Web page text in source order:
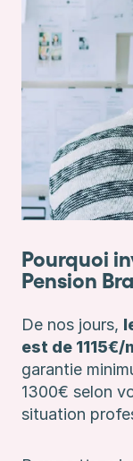
Pourquoi
Pension
De nos jours,
est de 1115€/
garantie
1300€ selon
situation